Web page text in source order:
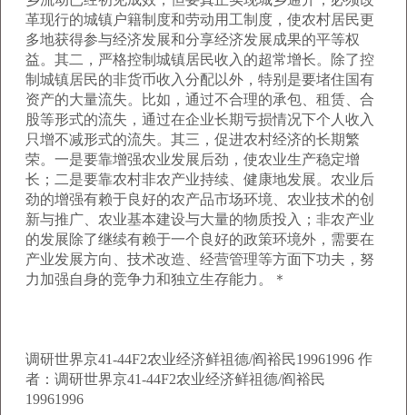
革现行的城镇户籍制度和劳动用工制度，使农村居民更
多地获得参与经济发展和分享经济发展成果的平等权
益。其二，严格控制城镇居民收入的超常增长。除了控
制城镇居民的非货币收入分配以外，特别是要堵住国有
资产的大量流失。比如，通过不合理的承包、租赁、合
股等形式的流失，通过在企业长期亏损情况下个人收入
只增不减形式的流失。其三，促进农村经济的长期繁
荣。一是要靠增强农业发展后劲，使农业生产稳定增
长；二是要靠农村非农产业持续、健康地发展。农业后
劲的增强有赖于良好的农产品市场环境、农业技术的创
新与推广、农业基本建设与大量的物质投入；非农产业
的发展除了继续有赖于一个良好的政策环境外，需要在
产业发展方向、技术改造、经营管理等方面下功夫，努
力加强自身的竞争力和独立生存能力。＊
调研世界京41-44F2农业经济鲜祖德/阎裕民19961996 作
者：调研世界京41-44F2农业经济鲜祖德/阎裕民
19961996